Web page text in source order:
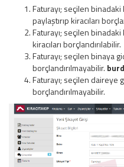
Faturayı; seçilen binadaki
paylaştırıp kiracıları
Faturayı; seçilen binadaki
kiracıları borçlandırılabilir.
Faturayı; seçilen binaya
borçlandırılmayabilir.
Faturayı; seçilen daireye
borçlandırılmayabilir.